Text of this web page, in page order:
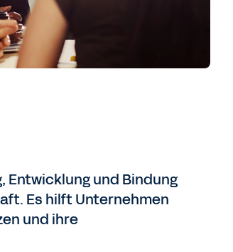
Entwicklung und Bindung
Es hilft Unternehmen
und ihre